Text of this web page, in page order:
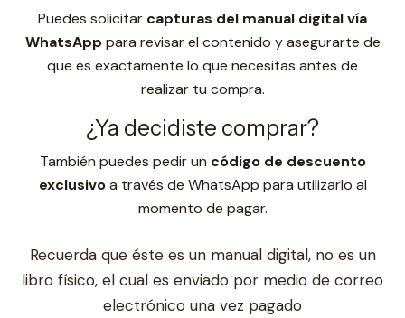
Puedes solicitar capturas del manual digital vía
WhatsApp para revisar el contenido y asegurarte de
que es exactamente lo que necesitas antes de
realizar tu compra.
¿Ya decidiste comprar?
También puedes pedir un código de descuento
exclusivoa través de WhatsApp para utilizarlo al
momento de pagar.
Recuerda que éste es un manual digital, no es un
libro físico, el cual es enviado por medio de correo
electrónico una vez pagado